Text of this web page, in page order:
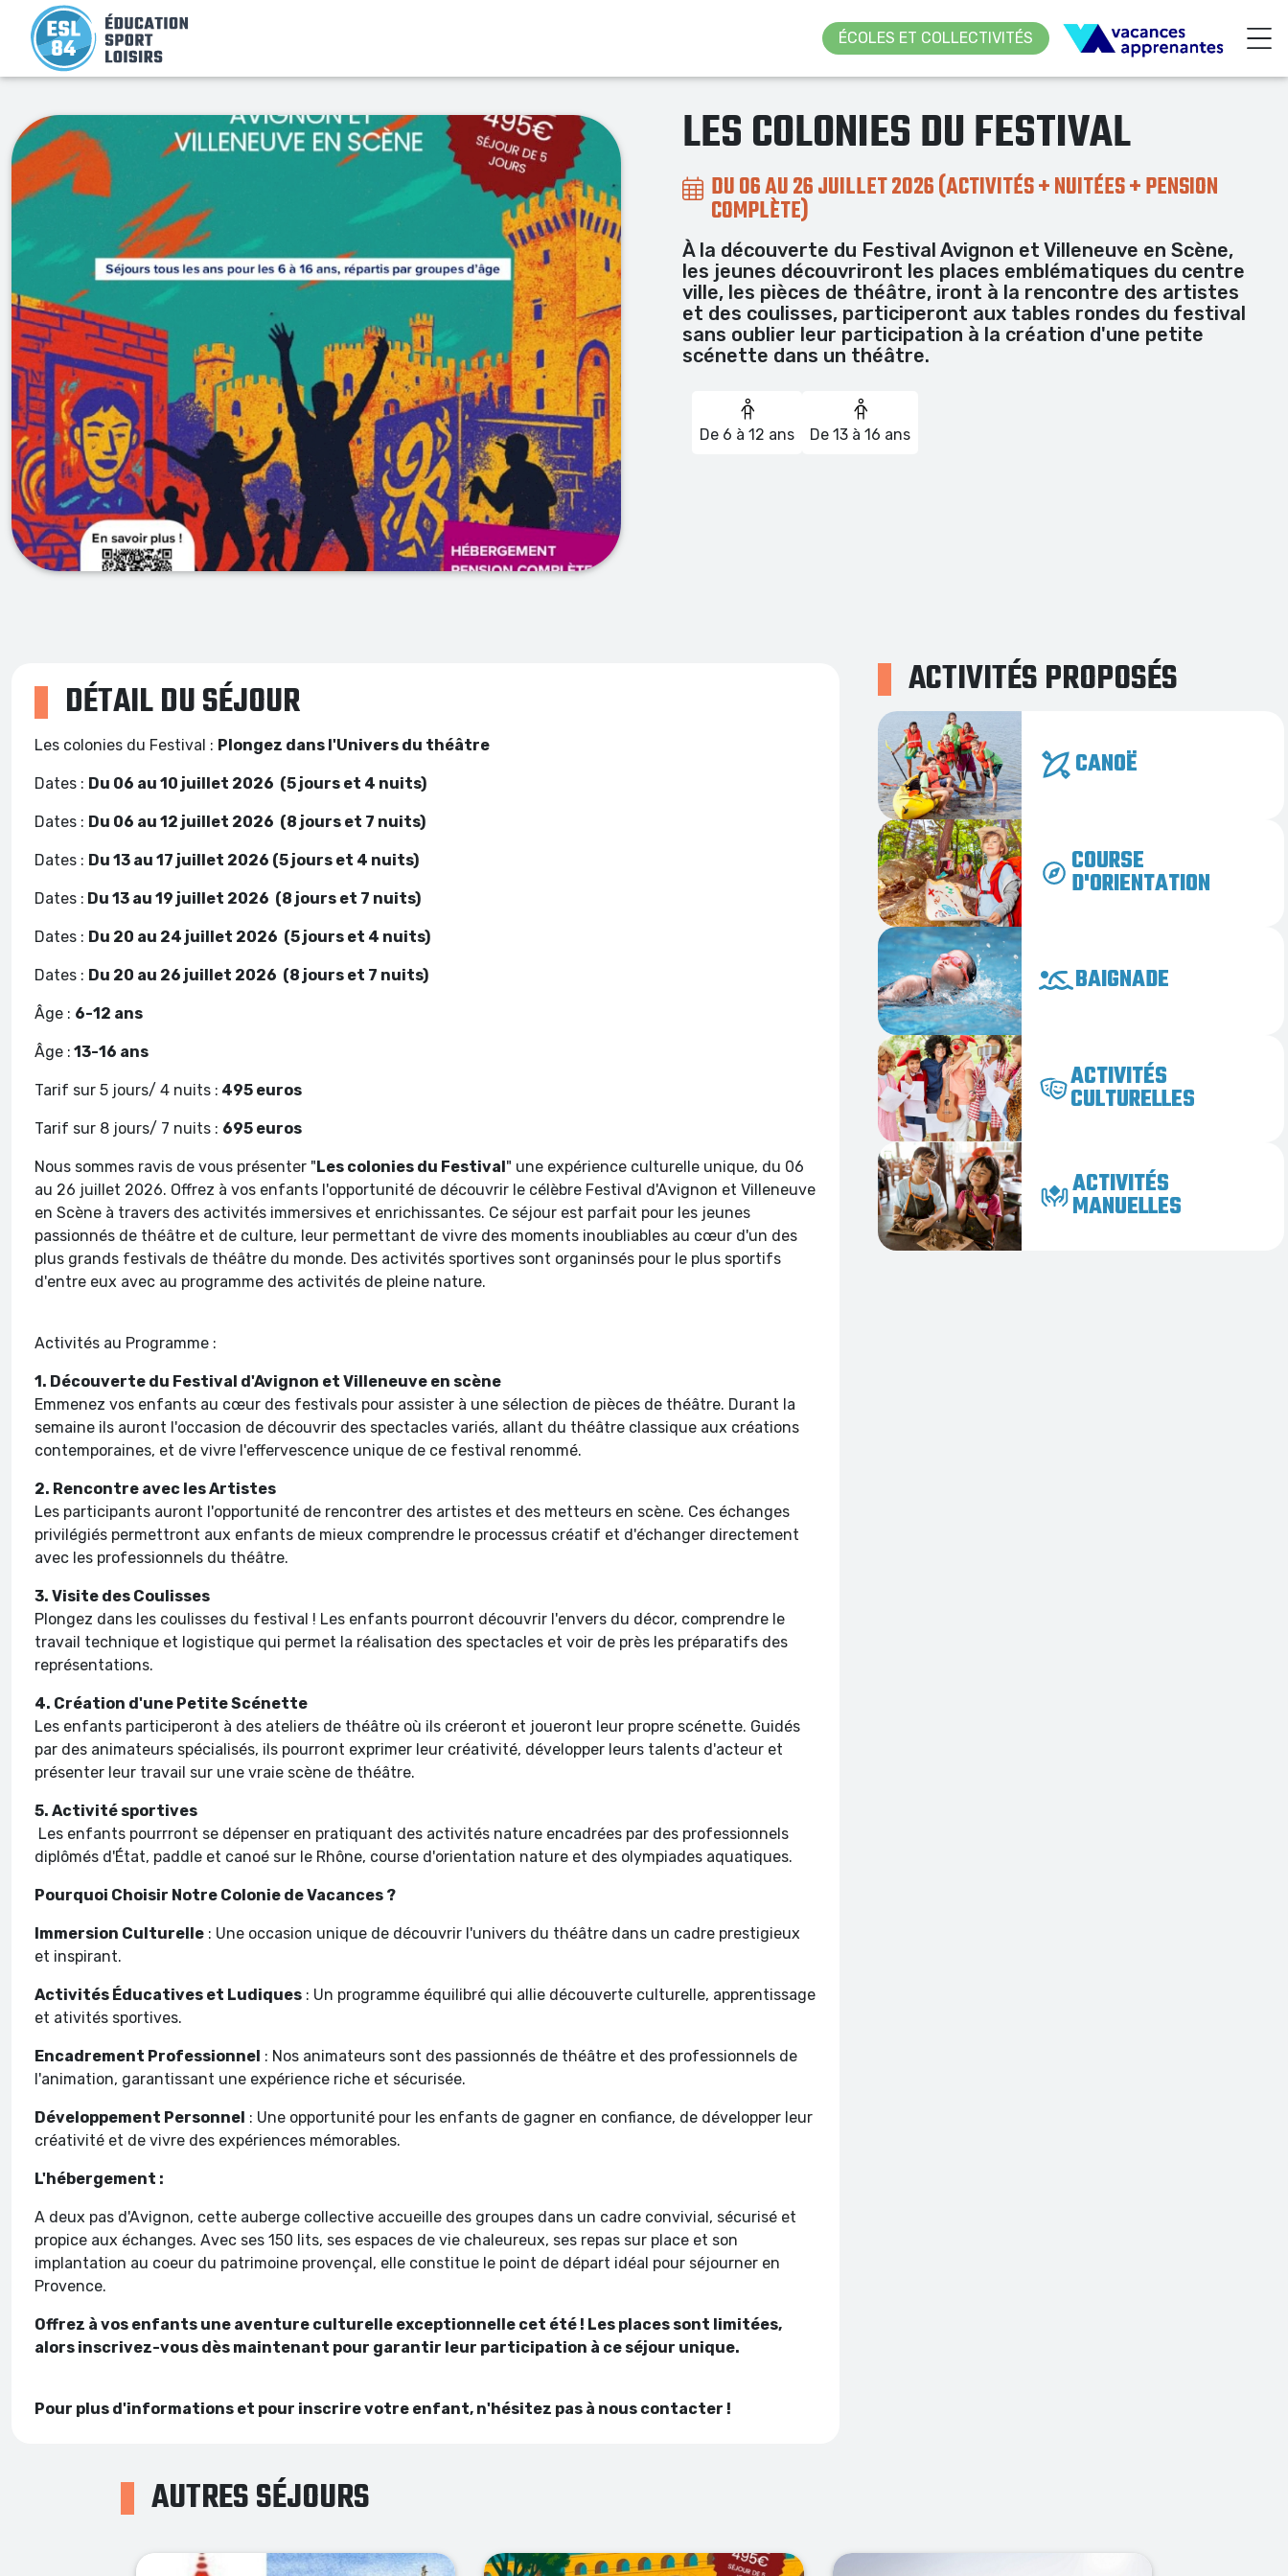
ÉCOLES ET COLLECTIVITÉS
LES COLONIES DU FESTIVAL
DU 06 AU 26 JUILLET 2026 (ACTIVITÉS + NUITÉES + PENSION
COMPLÈTE)
À la découverte du Festival Avignon et Villeneuve en Scène,
les jeunes découvriront les places emblématiques du centre
ville, les pièces de théâtre, iront à la rencontre des artistes
et des coulisses, participeront aux tables rondes du festival
sans oublier leur participation à la création d'une petite
scénette dans un théâtre.
De 6 à 12 ans De 13 à 16 ans
DÉTAIL DU SÉJOUR
Les colonies du Festival : Plongez dans l'Univers du théâtre
Dates : Du 06 au 10 juillet 2026 (5 jours et 4 nuits)
Dates : Du 06 au 12 juillet 2026 (8 jours et 7 nuits)
Dates : Du 13 au 17 juillet 2026 (5 jours et 4 nuits)
Dates : Du 13 au 19 juillet 2026 (8 jours et 7 nuits)
Dates : Du 20 au 24 juillet 2026 (5 jours et 4 nuits)
Dates : Du 20 au 26 juillet 2026 (8 jours et 7 nuits)
Âge : 6-12 ans
Âge : 13-16 ans
Tarif sur 5 jours/ 4 nuits : 495 euros
Tarif sur 8 jours/ 7 nuits : 695 euros
Nous sommes ravis de vous présenter " Les colonies du Festival " une expérience culturelle unique, du 06
au 26 juillet 2026. Offrez à vos enfants l'opportunité de découvrir le célèbre Festival d'Avignon et Villeneuve
en Scène à travers des activités immersives et enrichissantes. Ce séjour est parfait pour les jeunes
passionnés de théâtre et de culture, leur permettant de vivre des moments inoubliables au cœur d'un des
plus grands festivals de théâtre du monde. Des activités sportives sont organinsés pour le plus sportifs
d'entre eux avec au programme des activités de pleine nature.
Activités au Programme :
1. Découverte du Festival d'Avignon et Villeneuve en scène
Emmenez vos enfants au cœur des festivals pour assister à une sélection de pièces de théâtre. Durant la
semaine ils auront l'occasion de découvrir des spectacles variés, allant du théâtre classique aux créations
contemporaines, et de vivre l'effervescence unique de ce festival renommé.
2. Rencontre avec les Artistes
Les participants auront l'opportunité de rencontrer des artistes et des metteurs en scène. Ces échanges
privilégiés permettront aux enfants de mieux comprendre le processus créatif et d'échanger directement
avec les professionnels du théâtre.
3. Visite des Coulisses
Plongez dans les coulisses du festival ! Les enfants pourront découvrir l'envers du décor, comprendre le
travail technique et logistique qui permet la réalisation des spectacles et voir de près les préparatifs des
représentations.
4. Création d'une Petite Scénette
Les enfants participeront à des ateliers de théâtre où ils créeront et joueront leur propre scénette. Guidés
par des animateurs spécialisés, ils pourront exprimer leur créativité, développer leurs talents d'acteur et
présenter leur travail sur une vraie scène de théâtre.
5. Activité sportives
Les enfants pourrront se dépenser en pratiquant des activités nature encadrées par des professionnels
diplômés d'État, paddle et canoé sur le Rhône, course d'orientation nature et des olympiades aquatiques.
Pourquoi Choisir Notre Colonie de Vacances ?
Immersion Culturelle : Une occasion unique de découvrir l'univers du théâtre dans un cadre prestigieux
et inspirant.
Activités Éducatives et Ludiques : Un programme équilibré qui allie découverte culturelle, apprentissage
et ativités sportives.
Encadrement Professionnel : Nos animateurs sont des passionnés de théâtre et des professionnels de
l'animation, garantissant une expérience riche et sécurisée.
Développement Personnel : Une opportunité pour les enfants de gagner en confiance, de développer leur
créativité et de vivre des expériences mémorables.
L'hébergement :
A deux pas d'Avignon, cette auberge collective accueille des groupes dans un cadre convivial, sécurisé et
propice aux échanges. Avec ses 150 lits, ses espaces de vie chaleureux, ses repas sur place et son
implantation au coeur du patrimoine provençal, elle constitue le point de départ idéal pour séjourner en
Provence.
Offrez à vos enfants une aventure culturelle exceptionnelle cet été ! Les places sont limitées,
alors inscrivez-vous dès maintenant pour garantir leur participation à ce séjour unique.
Pour plus d'informations et pour inscrire votre enfant, n'hésitez pas à nous contacter !
ACTIVITÉS PROPOSÉS
CANOË
COURSE
D'ORIENTATION
BAIGNADE
ACTIVITÉS
CULTURELLES
ACTIVITÉS
MANUELLES
AUTRES SÉJOURS